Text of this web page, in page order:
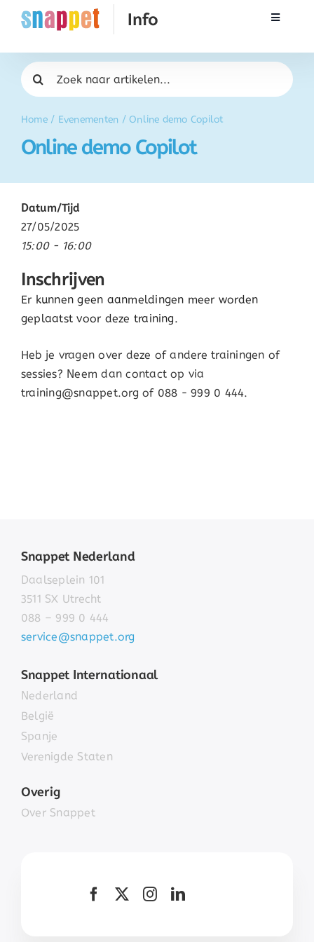
naar
Toggle
Rekenen
Taal & Spelling
Werken met Snappet
Activatie
FAQ
Home/ Evenementen / Online demo Copilot
Online demo Copilot
Zoeken
naar:
Datum/Tijd
27/05/2025
15:00 - 16:00
Inschrijven
Er kunnen geen aanmeldingen meer worden
geplaatst voor deze training.
Heb je vragen over deze of andere trainingen of
sessies? Neem dan contact op via
training@snappet.org of 088 - 999 0 444.
Snappet Nederland
Daalseplein 101
3511 SX Utrecht
088 – 999 0 444
service@snappet.org
Snappet Internationaal
Nederland
België
Spanje
Verenigde Staten
Overig
Over Snappet